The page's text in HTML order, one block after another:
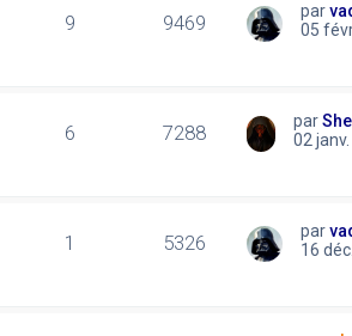
9 9469 par
05
6 7288 par
02
1 5326 par
16